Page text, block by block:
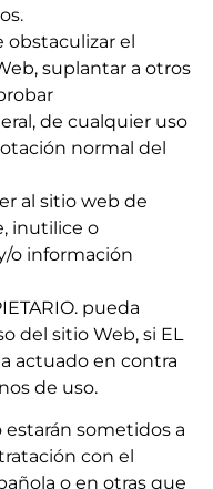
obstaculizar el
suplantar a otros
de cualquier uso
normal del
al sitio web de
inutilice o
o información
pueda
del sitio Web, si EL
actuado en contra
de uso.
estarán sometidos a
con el
o en otras que